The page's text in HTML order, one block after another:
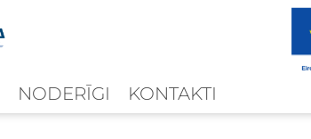
NODERĪGI KONTAKTI